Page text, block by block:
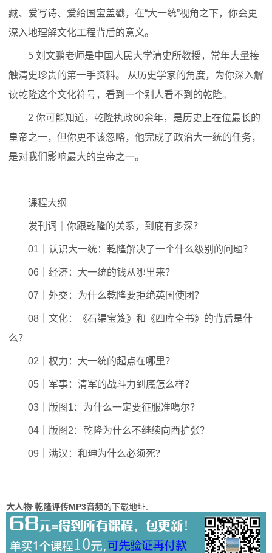
藏、爱写诗、爱给国宝盖戳，在“大一统”视角之下，你会更
深入地理解文化工程背后的意义。
5 刘文鹏老师是中国人民大学清史所教授，常年大量接
触清史珍贵的第一手资料。 从历史学家的角度，为你深入解
读乾隆这个文化符号，看到一个别人看不到的乾隆。
2 你可能知道，乾隆执政60余年，是历史上在位最长的
皇帝之一，但你更不该忽略，他完成了政治大一统的任务，
是对我们影响最大的皇帝之一。
课程大纲
发刊词｜你跟乾隆的关系，到底有多深？
01｜认识大一统：乾隆解决了一个什么级别的问题？
06｜经济：大一统的钱从哪里来？
07｜外交：为什么乾隆要拒绝英国使团？
08｜文化：《石渠宝笈》和《四库全书》的背后是什
么？
02｜权力：大一统的起点在哪里？
05｜军事：清军的战斗力到底怎么样？
03｜版图1：为什么一定要征服准噶尔？
04｜版图2：乾隆为什么不继续向西扩张？
09｜满汉：和珅为什么必须死？
大人物·乾隆评传MP3音频的下载地址: